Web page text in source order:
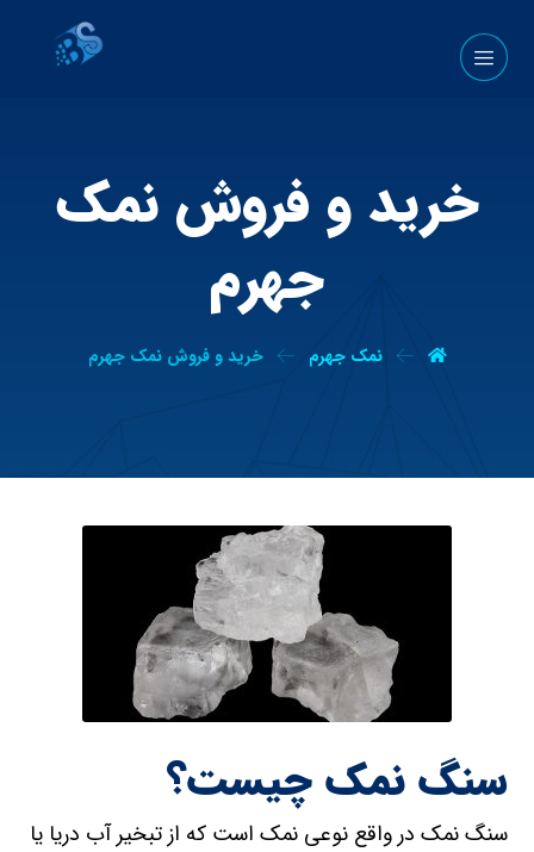
خرید و فروش نمک
جهرم
نمک جهرم خرید و فروش نمک جهرم
سنگ نمک چیست؟
سنگ نمک در واقع نوعی نمک است که از تبخیر آب دریا یا